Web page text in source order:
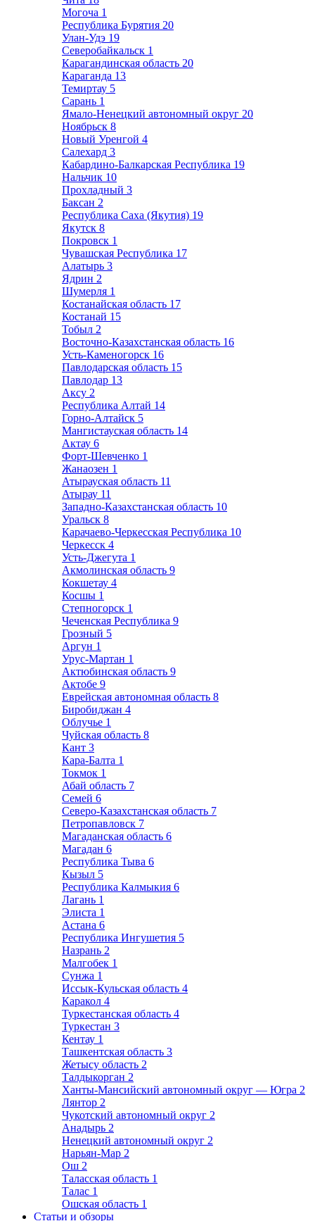
Могоча 1
Республика Бурятия 20
Улан-Удэ 19
Северобайкальск 1
Карагандинская область 20
Караганда 13
Темиртау 5
Сарань 1
Ямало-Ненецкий автономный округ 20
Ноябрьск 8
Новый Уренгой 4
Салехард 3
Кабардино-Балкарская Республика 19
Нальчик 10
Прохладный 3
Баксан 2
Республика Саха (Якутия) 19
Якутск 8
Покровск 1
Чувашская Республика 17
Алатырь 3
Ядрин 2
Шумерля 1
Костанайская область 17
Костанай 15
Тобыл 2
Восточно-Казахстанская область 16
Усть-Каменогорск 16
Павлодарская область 15
Павлодар 13
Аксу 2
Республика Алтай 14
Горно-Алтайск 5
Мангистауская область 14
Актау 6
Форт-Шевченко 1
Жанаозен 1
Атырауская область 11
Атырау 11
Западно-Казахстанская область 10
Уральск 8
Карачаево-Черкесская Республика 10
Черкесск 4
Усть-Джегута 1
Акмолинская область 9
Кокшетау 4
Косшы 1
Степногорск 1
Чеченская Республика 9
Грозный 5
Аргун 1
Урус-Мартан 1
Актюбинская область 9
Актобе 9
Еврейская автономная область 8
Биробиджан 4
Облучье 1
Чуйская область 8
Кант 3
Кара-Балта 1
Токмок 1
Абай область 7
Семей 6
Северо-Казахстанская область 7
Петропавловск 7
Магаданская область 6
Магадан 6
Республика Тыва 6
Кызыл 5
Республика Калмыкия 6
Лагань 1
Элиста 1
Астана 6
Республика Ингушетия 5
Назрань 2
Малгобек 1
Сунжа 1
Иссык-Кульская область 4
Каракол 4
Туркестанская область 4
Туркестан 3
Кентау 1
Ташкентская область 3
Жетысу область 2
Талдыкорган 2
Ханты-Мансийский автономный округ — Югра 2
Лянтор 2
Чукотский автономный округ 2
Анадырь 2
Ненецкий автономный округ 2
Нарьян-Мар 2
Ош 2
Таласская область 1
Талас 1
Ошская область 1
Статьи и обзоры